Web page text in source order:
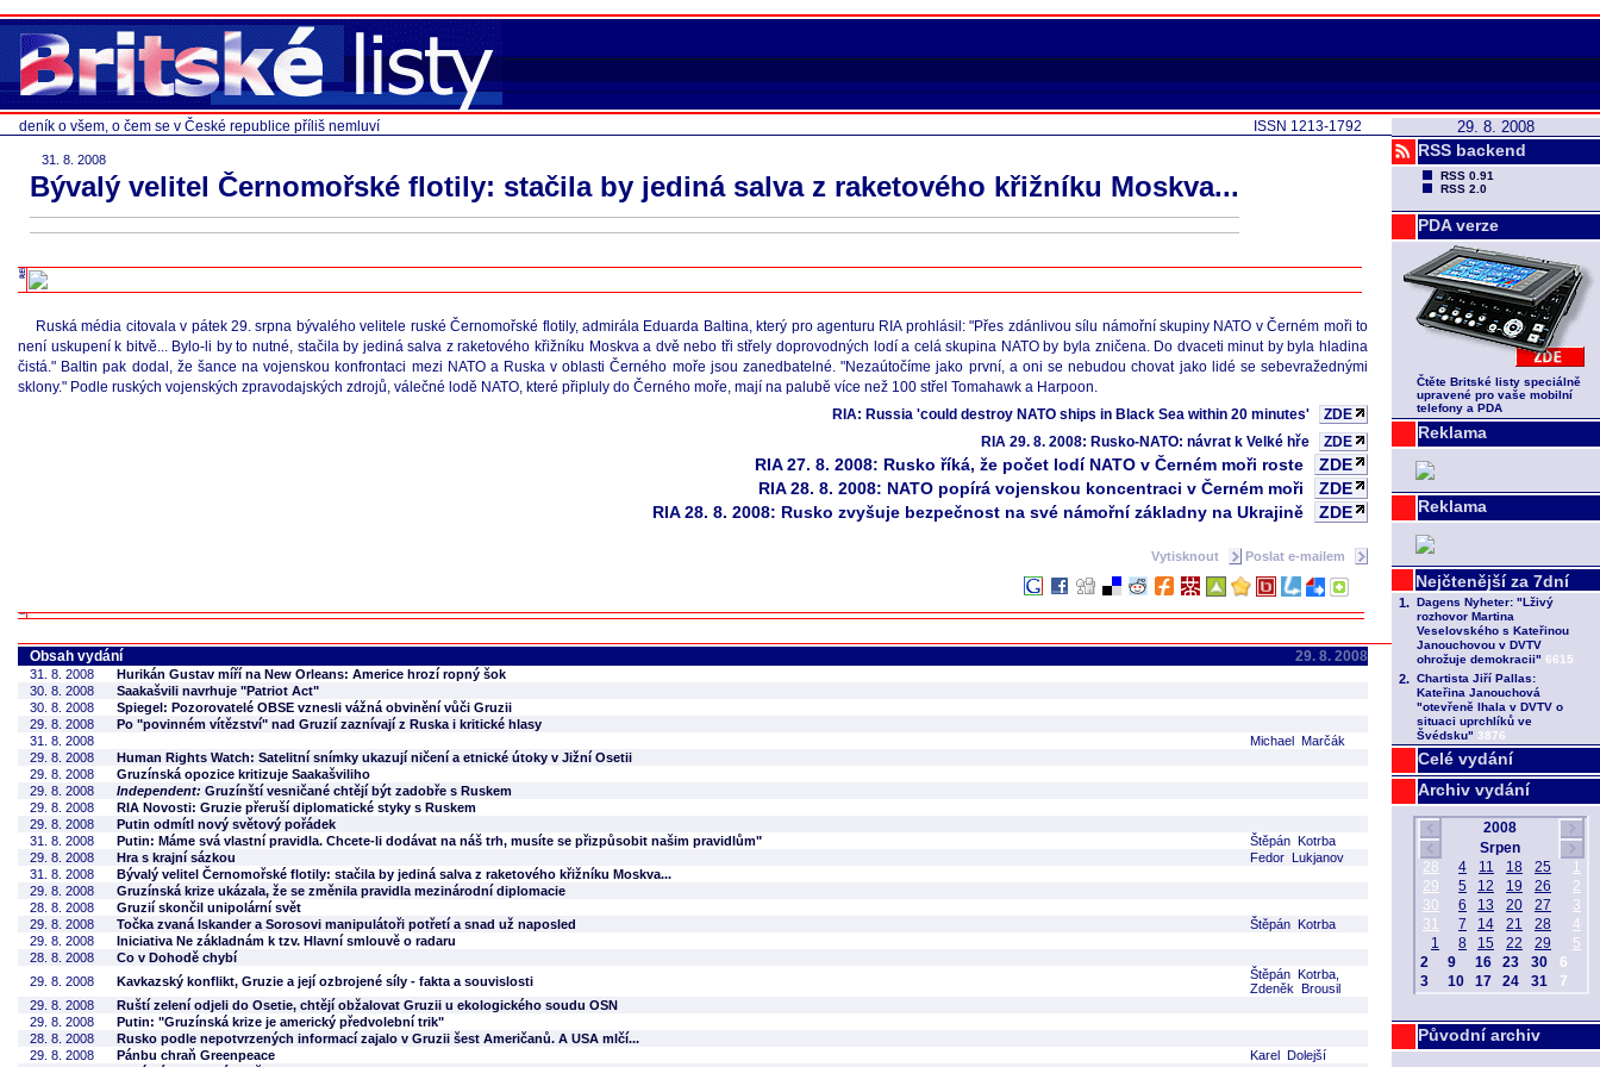
29. 8. 2008
RSS backend
RSS 0.91
RSS 2.0
PDA verze
Čtěte Britské listy speciálně
upravené pro vaše mobilní
telefony a PDA
Reklama
Reklama
Celé vydání
Archiv vydání
Původní archiv
ISSN 1213-1792
deník o všem, o čem se v České republice příliš nemluví
31. 8. 2008
Bývalý velitel Černomořské flotily: stačila by jediná salva z raketového křižníku Moskva...
Ruská média citovala v pátek 29. srpna bývalého velitele ruské Černomořské flotily, admirála Eduarda Baltina, který pro agenturu RIA prohlásil: "Přes zdánlivou sílu námořní skupiny NATO v Černém moři to
není uskupení k bitvě... Bylo-li by to nutné, stačila by jediná salva z raketového křižníku Moskva a dvě nebo tři střely doprovodných lodí a celá skupina NATO by byla zničena. Do dvaceti minut by byla hladina
čistá." Baltin pak dodal, že šance na vojenskou konfrontaci mezi NATO a Ruska v oblasti Černého moře jsou zanedbatelné. "Nezaútočíme jako první, a oni se nebudou chovat jako lidé se sebevražednými
sklony." Podle ruských vojenských zpravodajských zdrojů, válečné lodě NATO, které připluly do Černého moře, mají na palubě více než 100 střel Tomahawk a Harpoon.
RIA: Russia 'could destroy NATO ships in Black Sea within 20 minutes'
ZDE
RIA 29. 8. 2008: Rusko-NATO: návrat k Velké hře
ZDE
RIA 27. 8. 2008: Rusko říká, že počet lodí NATO v Černém moři roste
ZDE
RIA 28. 8. 2008: NATO popírá vojenskou koncentraci v Černém moři
ZDE
RIA 28. 8. 2008: Rusko zvyšuje bezpečnost na své námořní základny na Ukrajině
ZDE
Vytisknout Poslat e-mailem
Obsah vydání 29. 8. 2008
31. 8. 2008
Hurikán Gustav míří na New Orleans: Americe hrozí ropný šok
30. 8. 2008
Saakašvili navrhuje "Patriot Act"
30. 8. 2008
Spiegel: Pozorovatelé OBSE vznesli vážná obvinění vůči Gruzii
29. 8. 2008
Po "povinném vítězství" nad Gruzií zaznívají z Ruska i kritické hlasy
31. 8. 2008
Michael Marčák
29. 8. 2008
Human Rights Watch: Satelitní snímky ukazují ničení a etnické útoky v Jižní Osetii
29. 8. 2008
Gruzínská opozice kritizuje Saakašviliho
29. 8. 2008
Independent: Gruzínští vesničané chtějí být zadobře s Ruskem
29. 8. 2008
RIA Novosti: Gruzie přeruší diplomatické styky s Ruskem
29. 8. 2008
Putin odmítl nový světový pořádek
31. 8. 2008
Putin: Máme svá vlastní pravidla. Chcete-li dodávat na náš trh, musíte se přizpůsobit našim pravidlům"
Štěpán Kotrba
29. 8. 2008
Hra s krajní sázkou
Fedor Lukjanov
31. 8. 2008
Bývalý velitel Černomořské flotily: stačila by jediná salva z raketového křižníku Moskva...
29. 8. 2008
Gruzínská krize ukázala, že se změnila pravidla mezinárodní diplomacie
28. 8. 2008
Gruzií skončil unipolární svět
29. 8. 2008
Točka zvaná Iskander a Sorosovi manipulátoři potřetí a snad už naposled
Štěpán Kotrba
29. 8. 2008
Iniciativa Ne základnám k tzv. Hlavní smlouvě o radaru
28. 8. 2008
Co v Dohodě chybí
29. 8. 2008
Kavkazský konflikt, Gruzie a její ozbrojené síly - fakta a souvislosti
Štěpán Kotrba,
Zdeněk Brousil
29. 8. 2008
Ruští zelení odjeli do Osetie, chtějí obžalovat Gruzii u ekologického soudu OSN
29. 8. 2008
Putin: "Gruzínská krize je americký předvolební trik"
28. 8. 2008
Rusko podle nepotvrzených informací zajalo v Gruzii šest Američanů. A USA mlčí...
29. 8. 2008
Pánbu chraň Greenpeace
Karel Dolejší